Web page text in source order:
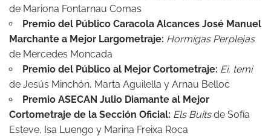
de Mariona Fontarnau Comas
Premio del Público Caracola Alcances José Manuel
Marchante a Mejor Largometraje: Hormigas Perplejas
de Mercedes Moncada
Premio del Público al Mejor Cortometraje: Ei, temi
de Jesús Minchón, Marta Aguilella y Arnau Belloc
Premio ASECAN Julio Diamante al Mejor
Cortometraje de la Sección Oficial: Els Buitsde Sofía
Esteve, Isa Luengo y Marina Freixa Roca